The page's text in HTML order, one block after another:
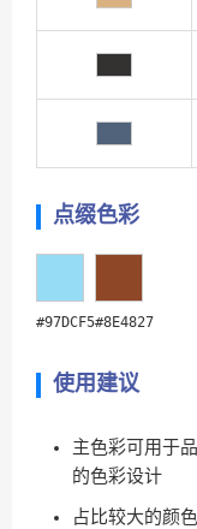
点缀色彩
#97DCF5#8E4827
使用建议
主色彩可用于
的色彩设计
占比较大的颜